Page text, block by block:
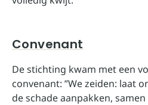
Convenant
De stichting kwam met een
convenant: ”We zeiden: laat
de schade aanpakken,